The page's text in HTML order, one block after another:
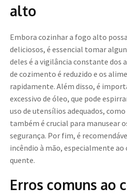
alto
Embora cozinhar a fogo alto
deliciosos, é essencial tomar
deles é a vigilância constante dos
de cozimento é reduzido e os
rapidamente. Além disso, é
excessivo de óleo, que pode
uso de utensílios adequados,
também é crucial para manusear
segurança. Por fim, é
incêndio à mão, especialmente
quente.
Erros comuns ao